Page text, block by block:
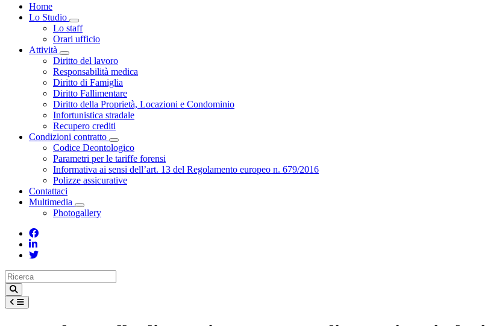
Home
Lo Studio
Toggle Dropdown
Lo staff
Orari ufficio
Attività
Toggle Dropdown
Diritto del lavoro
Responsabilità medica
Diritto di Famiglia
Diritto Fallimentare
Diritto della Proprietà, Locazioni e Condominio
Infortunistica stradale
Recupero crediti
Condizioni contratto
Toggle Dropdown
Codice Deontologico
Parametri per le tariffe forensi
Informativa ai sensi dell’art. 13 del Regolamento europeo n. 679/2016
Polizze assicurative
Contattaci
Multimedia
Toggle Dropdown
Photogallery